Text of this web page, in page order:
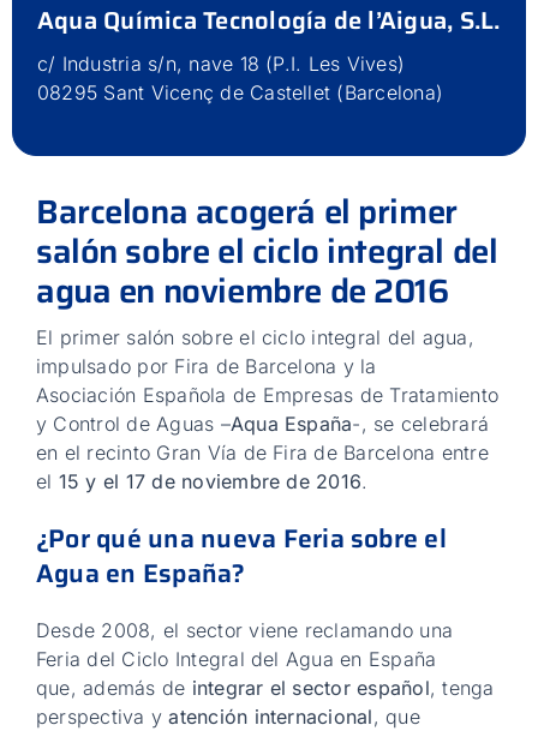
Contacto
Aqua Química Tecnología de l’Aigua, S.L.
c/ Industria s/n, nave 18 (P.I. Les Vives)
08295 Sant Vicenç de Castellet (Barcelona)
Barcelona acogerá el primer
salón sobre el ciclo integral del
agua en noviembre de 2016
El primer salón sobre el ciclo integral del agua,
impulsado por Fira de Barcelona y la
Asociación Española de Empresas de Tratamiento
y Control de Aguas –Aqua España-, se celebrará
en el recinto Gran Vía de Fira de Barcelona entre
el 15 y el 17 de noviembre de 2016.
¿Por qué una nueva Feria sobre el
Agua en España?
Desde 2008, el sector viene reclamando una
Feria del Ciclo Integral del Agua en España
que, además de integrar el sector español, tenga
perspectiva yatención internacional, que